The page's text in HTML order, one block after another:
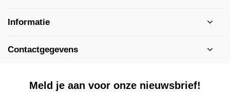
Informatie
Contactgegevens
Meld je aan voor onze nieuwsbrief!